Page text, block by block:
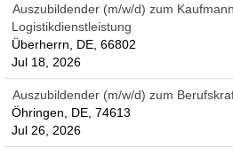
Auszubildender (m/w/d) zum
Logistikdienstleistung
Überherrn, DE, 66802
Jul 18, 2026
Auszubildender (m/w/d) zum
Öhringen, DE, 74613
Jul 26, 2026